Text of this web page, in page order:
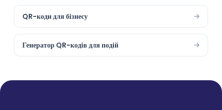
QR-коди для бізнесу
Генератор QR-кодів для подій